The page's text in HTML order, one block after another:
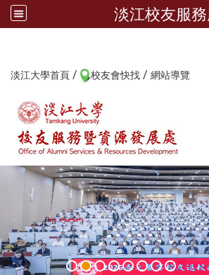
淡江校友服
淡江大學首頁 / 校友會快找 / 網站導覽